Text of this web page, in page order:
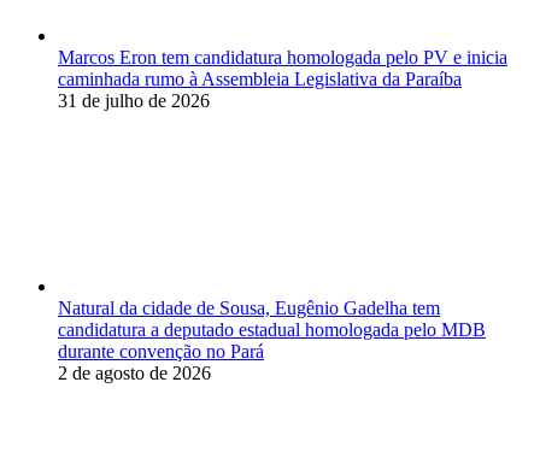
Marcos Eron tem candidatura homologada pelo PV e inicia
caminhada rumo à Assembleia Legislativa da Paraíba
31 de julho de 2026
Natural da cidade de Sousa, Eugênio Gadelha tem
candidatura a deputado estadual homologada pelo MDB
durante convenção no Pará
2 de agosto de 2026